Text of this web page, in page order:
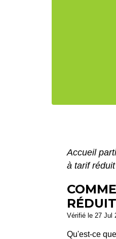
Accueil
à tarif
Vérifié le 27 Jul
Qu'est-ce